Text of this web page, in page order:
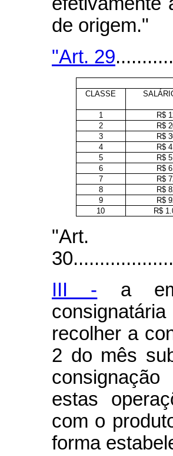
de origem."
"Art. 29
CLASSE
1
R$
2
R$
3
R$
4
R$
5
R$
6
R$
7
R$
8
R$
9
R$
10
R$
"Art.
III - a
recolher a
2 do mês
estas
com o
forma